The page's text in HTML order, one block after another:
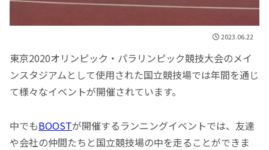
2023.06.22
東京2020オリンピック・パラリンピック競技大会のメイ
ンスタジアムとして使用された国立競技場では年間を通じ
て様々なイベントが開催されています。
中でもBOOSTが開催するランニングイベントでは、友達
や会社の仲間たちと国立競技場の中を走ることができま